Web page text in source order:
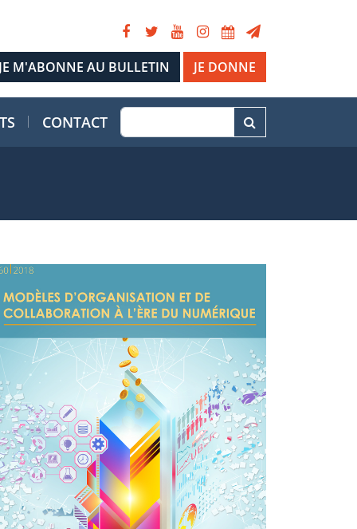
JE DONNE
CONTACT